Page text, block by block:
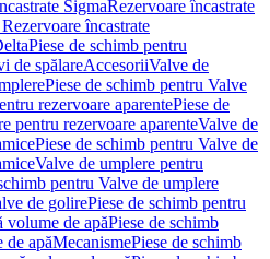
SigmaRezervoare încastrate
încastrate
Piese de schimb pentru
de spălareAccesoriiValve de
Piese de schimb pentru Valve
rezervoare aparentePiese de
pentru rezervoare aparenteValve de
Piese de schimb pentru Valve de
Valve de umplere pentru
pentru Valve de umplere
de golirePiese de schimb pentru
volume de apăPiese de schimb
de apăMecanismePiese de schimb